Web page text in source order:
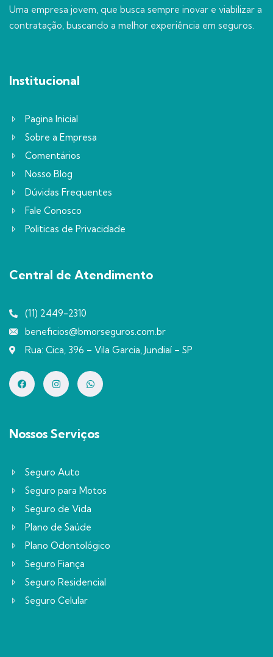
Uma empresa jovem, que busca sempre inovar e viabilizar a
contratação, buscando a melhor experiência em seguros.
Institucional
Pagina Inicial
Sobre a Empresa
Comentários
Nosso Blog
Dúvidas Frequentes
Fale Conosco
Politicas de Privacidade
Central de Atendimento
(11) 2449-2310
beneficios@bmorseguros.com.br
Rua: Cica, 396 – Vila Garcia, Jundiaí – SP
Nossos Serviços
Seguro Auto
Seguro para Motos
Seguro de Vida
Plano de Saúde
Plano Odontológico
Seguro Fiança
Seguro Residencial
Seguro Celular